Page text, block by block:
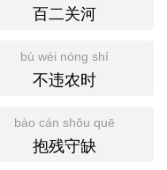
百二关河
bù wéi nóng shí
不违农时
bào cán shǒu quē
抱残守缺